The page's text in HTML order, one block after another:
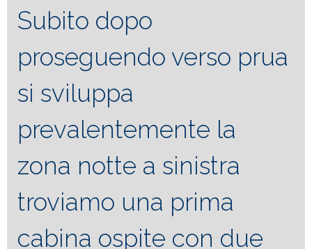
Subito dopo
proseguendo verso prua
si sviluppa
prevalentemente la
zona notte a sinistra
troviamo una prima
cabina ospite con due